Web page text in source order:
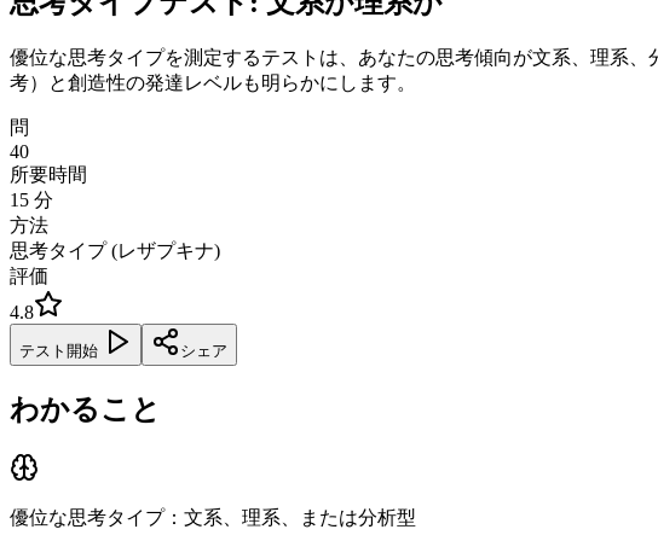
優位な思考タイプを測定するテストは、あなたの思考傾向が文系、理系
考）と創造性の発達レベルも明らかにします。
問
40
所要時間
15 分
方法
思考タイプ (レザプキナ)
評価
4.8
テスト開始 シェア
わかること
優位な思考タイプ：文系、理系、または分析型